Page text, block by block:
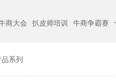
商大会 扒皮师培训 牛商争霸赛
品系列